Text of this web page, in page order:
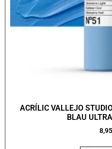
ACRÍLIC VALLEJO
BLAU
8,95